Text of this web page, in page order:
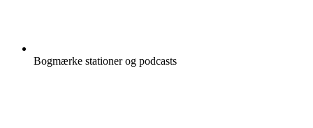
Bogmærke stationer og podcasts